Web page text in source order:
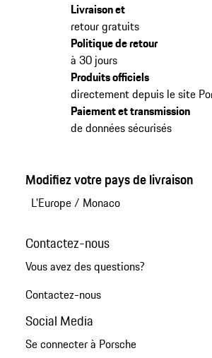
Livraison et
retour gratuits
Politique de retour
à 30 jours
Produits officiels
directement depuis le site
Paiement et transmission
de données sécurisés
Modifiez votre pays de livraison
L'Europe/ Monaco
Contactez-nous
Vous avez des questions?
Contactez-nous
Social Media
Se connecter à Porsche